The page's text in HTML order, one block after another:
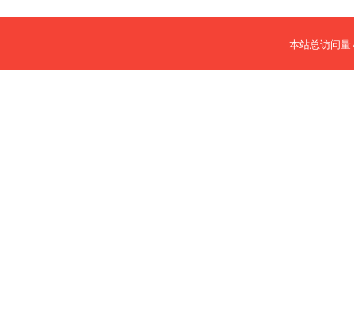
本站总访问量